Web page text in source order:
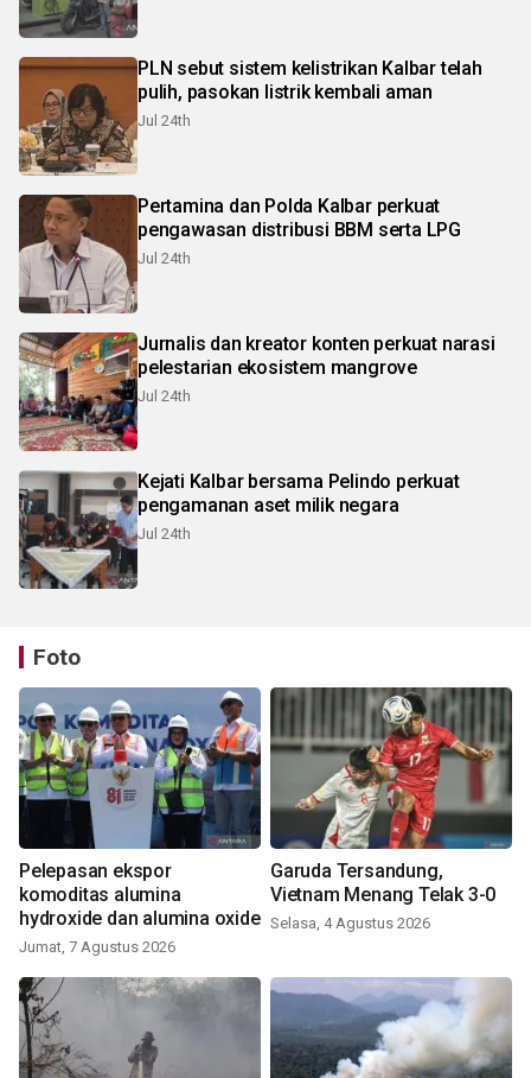
PLN sebut sistem kelistrikan Kalbar telah
pulih, pasokan listrik kembali aman
Jul 24th
Pertamina dan Polda Kalbar perkuat
pengawasan distribusi BBM serta LPG
Jul 24th
Jurnalis dan kreator konten perkuat narasi
pelestarian ekosistem mangrove
Jul 24th
Kejati Kalbar bersama Pelindo perkuat
pengamanan aset milik negara
Jul 24th
Foto
Pelepasan ekspor
komoditas alumina
hydroxide dan alumina oxide
Jumat, 7 Agustus 2026
Garuda Tersandung,
Vietnam Menang Telak 3-0
Selasa, 4 Agustus 2026